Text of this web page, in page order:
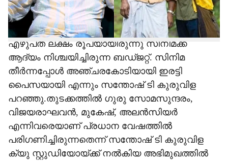
നിർമാതാവ് സന്തോഷ് ടി കുരുവിള.
അവർക്കെല്ലാവർക്കും പേടി ഇതൊരു കോമിക്
ആയി മാറുമോ എന്നായിരുന്നു. രണ്ട് കോടി
എഴുപത് ലക്ഷം രൂപയായിരുന്നു സിനിമക്ക്
ആദ്യം നിശ്ചയിച്ചിരുന്ന ബഡ്ജറ്റ്. സിനിമ
തീർന്നപ്പോൾ അഞ്ചരകോടിയായി ഇരട്ടി
പൈസയായി എന്നും സന്തോഷ് ടി കുരുവിള
പറഞ്ഞു.തുടക്കത്തിൽ ഗുരു സോമസുന്ദരം,
വിജയരാഘവൻ, മുകേഷ്, അലൻസിയർ
എന്നിവരെയാണ് പ്രധാന വേഷത്തിൽ
പരിഗണിച്ചിരുന്നതെന്ന് സന്തോഷ് ടി കുരുവിള
ക്യു സ്റ്റുഡിയോയ്ക്ക് നൽകിയ അഭിമുഖത്തിൽ